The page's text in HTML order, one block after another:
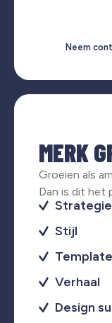
Neem
MERK
Groeien als
Dan is dit het
Strategie
Stijl
Verhaal
Design